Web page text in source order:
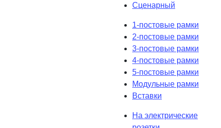
Сценарный
1-постовые рамки
2-постовые рамки
3-постовые рамки
4-постовые рамки
5-постовые рамки
Модульные рамки
Вставки
На электрические